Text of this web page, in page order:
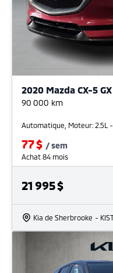
2020 Mazda CX-5 GX
90 000 km
Automatique, Moteur: 2.5L -
77$ /sem
Achat 84 mois
21 995$
Kia de Sherbrooke -